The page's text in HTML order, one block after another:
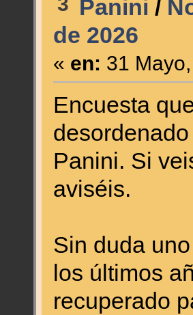
Panini /
de 2026
« en: 31
Encuesta
Panini. Si
aviséis.
Sin duda
los últimos
recuperado